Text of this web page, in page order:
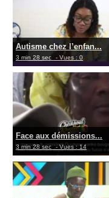
Autisme chez l’enfan...
3 min 28 sec - Vues : 0
Face aux démissions...
3 min 28 sec - Vues : 14